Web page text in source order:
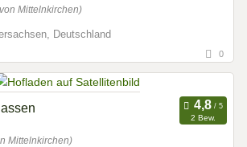
Mittelnkirchen)
Deutschland
0
2 Bew.
Mittelnkirchen)